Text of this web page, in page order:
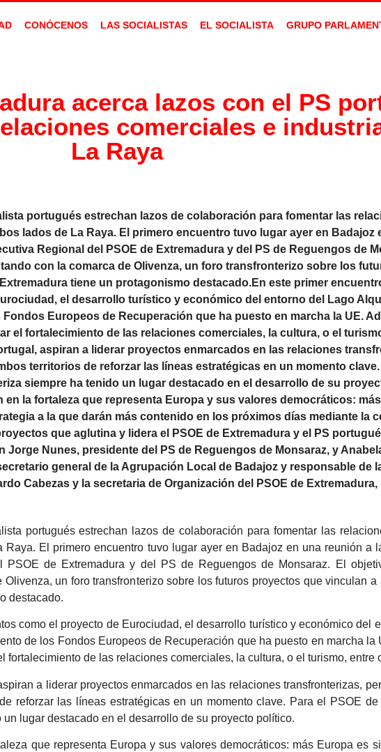
CONÓCENOS LAS SOCIALISTAS EL SOCIALISTA GRUPO
acerca lazos con el PS
comerciales e
La Raya
portugués estrechan lazos de colaboración para fomentar las
lados de La Raya. El primero encuentro tuvo lugar ayer en Badajoz
Regional del PSOE de Extremadura y del PS de Reguengos de
con la comarca de Olivenza, un foro transfronterizo sobre los
tiene un protagonismo destacado.En este primer
el desarrollo turístico y económico del entorno del Lago
Europeos de Recuperación que ha puesto en marcha la UE.
el fortalecimiento de las relaciones comerciales, la cultura, o el
aspiran a liderar proyectos enmarcados en las relaciones
territorios de reforzar las líneas estratégicas en un momento clave.
siempre ha tenido un lugar destacado en el desarrollo de su
la fortaleza que representa Europa y sus valores democráticos:
a la que darán más contenido en los próximos días mediante la
que aglutina y lidera el PSOE de Extremadura y el PS
Nunes, presidente del PS de Reguengos de Monsaraz, y
general de la Agrupación Local de Badajoz y responsable de
Cabezas y la secretaria de Organización del PSOE de Extremadura,
portugués estrechan lazos de colaboración para fomentar las
El primero encuentro tuvo lugar ayer en Badajoz en una reunión a
PSOE de Extremadura y del PS de Reguengos de Monsaraz. El
un foro transfronterizo sobre los futuros proyectos que vinculan
destacado.
como el proyecto de Eurociudad, el desarrollo turístico y económico del
de los Fondos Europeos de Recuperación que ha puesto en marcha la
fortalecimiento de las relaciones comerciales, la cultura, o el turismo, entre
a liderar proyectos enmarcados en las relaciones transfronterizas,
reforzar las líneas estratégicas en un momento clave. Para el PSOE de
lugar destacado en el desarrollo de su proyecto político.
que representa Europa y sus valores democráticos: más Europa es